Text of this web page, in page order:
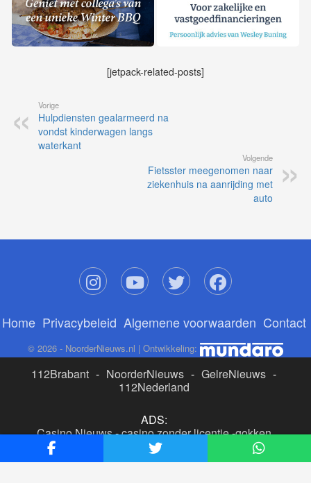
[jetpack-related-posts]
Vorige
Hulpdiensten gealarmeerd na
vondst kinderwagen langs
waterkant
Volgende
Fietsster meegenomen naar
ziekenhuis na aanrijding met
auto
Home Privacybeleid Algemene voorwaarden Contact
© 2026 - NoorderNieuws.nl | Ontwikkeling:
112Brabant - NoorderNieuws - GelreNieuws -
112Nederland
ADS:
Casino Nieuws-casino zonder licentie-gokken
buitenlandse site
beste online casino nederland